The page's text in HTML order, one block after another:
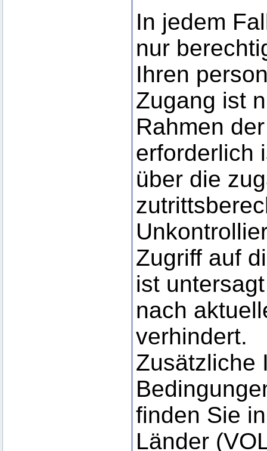
In jedem
nur
Ihren
Zugang ist
Rahmen
erforderlich
über die
Zugriff auf
ist
nach
verhindert.
Zusätzliche
finden Sie
Länder